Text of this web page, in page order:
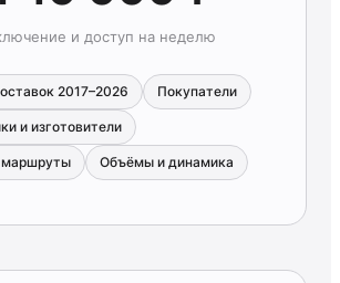
и доступ на неделю
2017–2026 Покупатели
и изготовители
маршруты Объёмы и динамика